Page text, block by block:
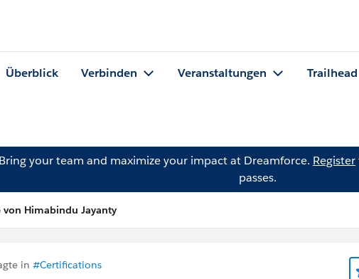
Überblick Verbinden Veranstaltungen Trailhead
Bring your team and maximize your impact at Dreamforce. Register
passes.
von Himabindu Jayanty
in #Certifications